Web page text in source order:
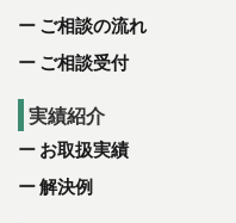
ご相談の流れ
ご相談受付
実績紹介
お取扱実績
解決例